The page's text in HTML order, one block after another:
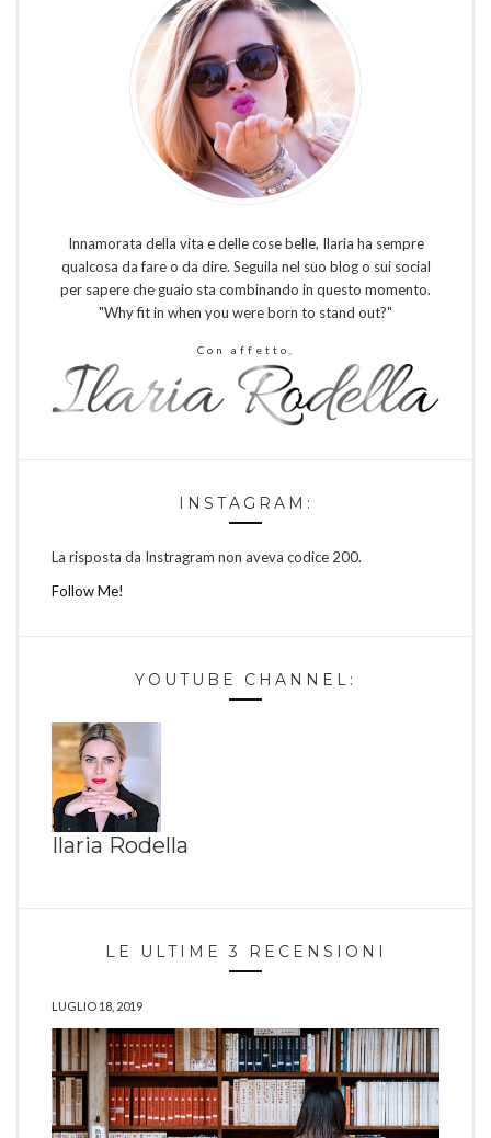
Innamorata della vita e delle cose belle, Ilaria ha sempre
qualcosa da fare o da dire. Seguila nel suo blog o sui social
per sapere che guaio sta combinando in questo momento.
"Why fit in when you were born to stand out?"
Con affetto,
INSTAGRAM:
La risposta da Instragram non aveva codice 200.
Follow Me!
YOUTUBE CHANNEL:
Ilaria Rodella
LE ULTIME 3 RECENSIONI
LUGLIO 18, 2019